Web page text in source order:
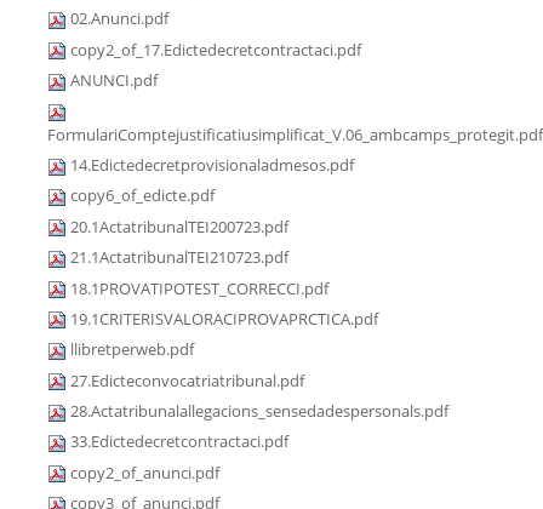
02.Anunci.pdf
copy2_of_17.Edictedecretcontractaci.pdf
ANUNCI.pdf
FormulariComptejustificatiusimplificat_V.06_ambcamps_protegit.pdf
14.Edictedecretprovisionaladmesos.pdf
copy6_of_edicte.pdf
20.1ActatribunalTEI200723.pdf
21.1ActatribunalTEI210723.pdf
18.1PROVATIPOTEST_CORRECCI.pdf
19.1CRITERISVALORACIPROVAPRCTICA.pdf
llibretperweb.pdf
27.Edicteconvocatriatribunal.pdf
28.Actatribunalallegacions_sensedadespersonals.pdf
33.Edictedecretcontractaci.pdf
copy2_of_anunci.pdf
copy3_of_anunci.pdf